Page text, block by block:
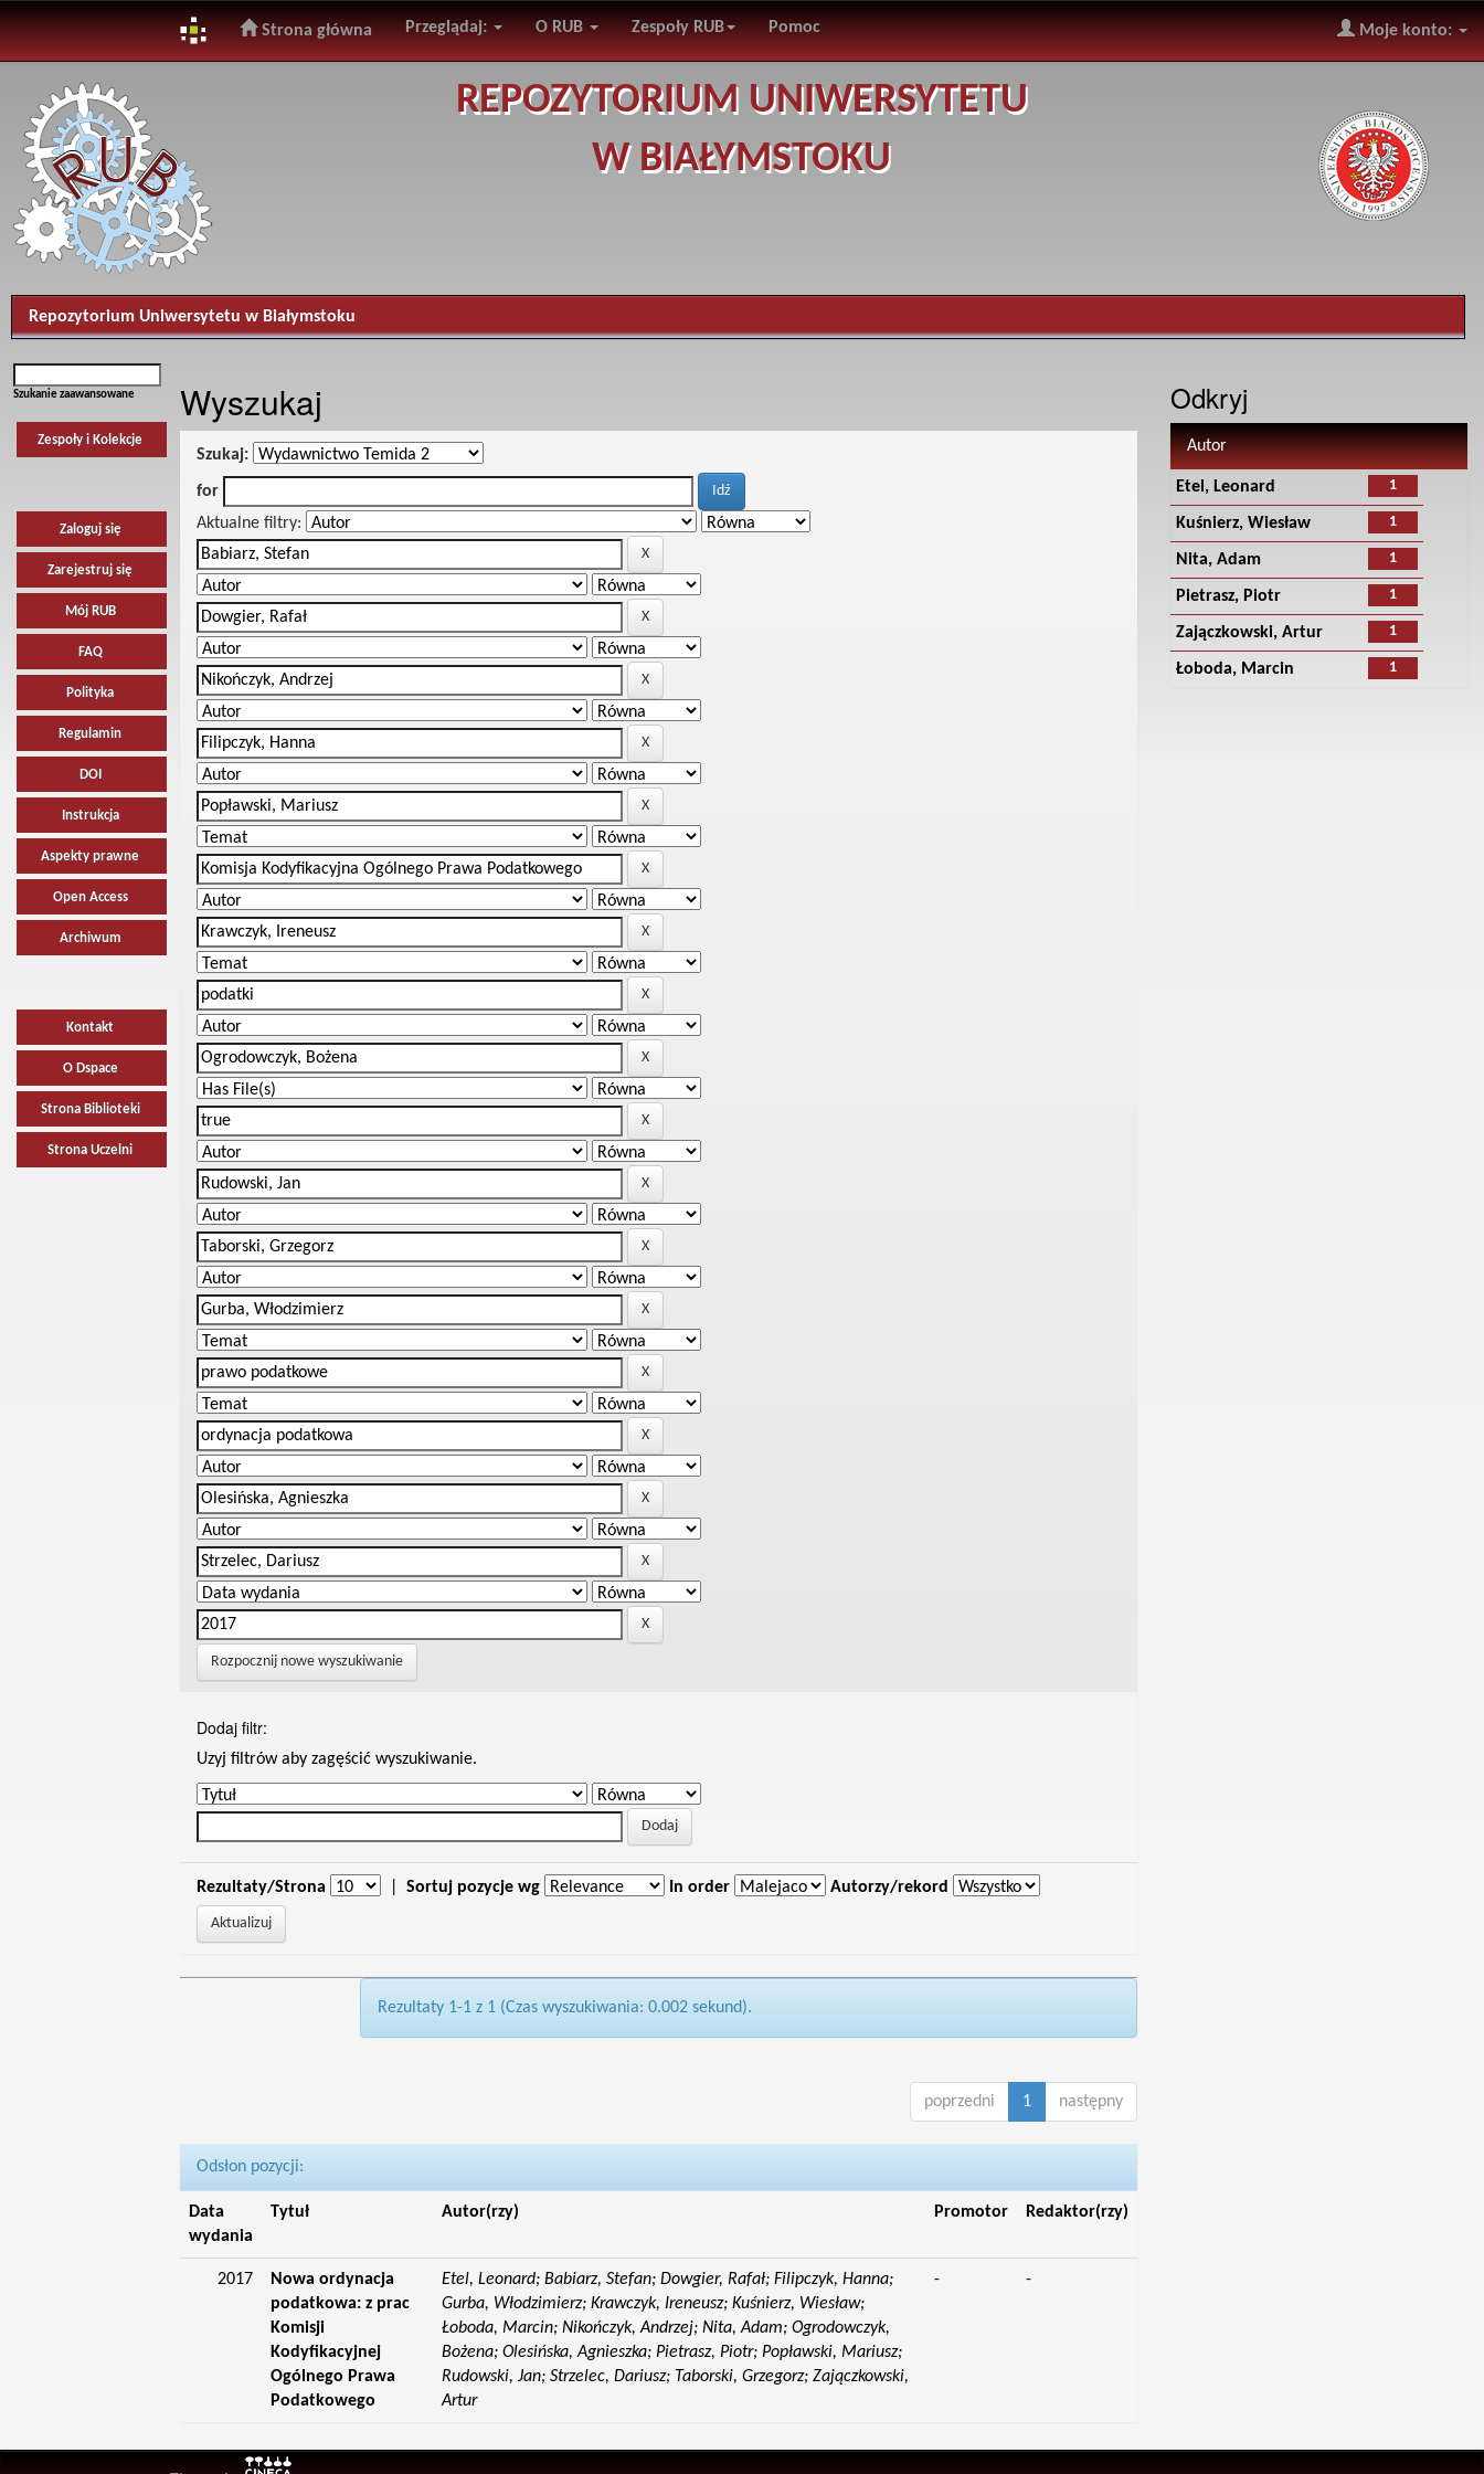
navigation
Strona główna Przeglądaj: O RUB Zespoły RUB Pomoc Moje konto:
REPOZYTORIUM UNIWERSYTETU
W BIAŁYMSTOKU
Repozytorium Uniwersytetu w Białymstoku
Szukanie zaawansowane
Zespoły i Kolekcje
Zaloguj się
Zarejestruj się
Mój RUB
FAQ
Polityka
Regulamin
DOI
Instrukcja
Aspekty prawne
Open Access
Archiwum
Kontakt
O Dspace
Strona Biblioteki
Strona Uczelni
Wyszukaj
Szukaj:
for
Aktualne filtry:
Rozpocznij nowe wyszukiwanie
Dodaj filtr:
Uzyj filtrów aby zagęścić wyszukiwanie.
Rezultaty/Strona Sortuj pozycje wg In order Autorzy/rekord
Rezultaty 1-1 z 1 (Czas wyszukiwania: 0.002 sekund).
poprzedni 1 następny
Odsłon pozycji:
Data
wydania
Tytuł Autor(rzy) Promotor Redaktor(rzy)
2017
Nowa ordynacja
podatkowa: z prac
Komisji
Kodyfikacyjnej
Ogólnego Prawa
Podatkowego
Etel, Leonard; Babiarz, Stefan; Dowgier, Rafał; Filipczyk, Hanna;
Gurba, Włodzimierz; Krawczyk, Ireneusz; Kuśnierz, Wiesław;
Łoboda, Marcin; Nikończyk, Andrzej; Nita, Adam; Ogrodowczyk,
Bożena; Olesińska, Agnieszka; Pietrasz, Piotr; Popławski, Mariusz;
Rudowski, Jan; Strzelec, Dariusz; Taborski, Grzegorz; Zajączkowski,
Artur
- -
Odkryj
Autor
1
Etel, Leonard
1
Kuśnierz, Wiesław
1
Nita, Adam
1
Pietrasz, Piotr
1
Zajączkowski, Artur
1
Łoboda, Marcin